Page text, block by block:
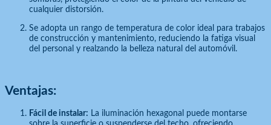
cualquier distorsión.
Se adopta un rango de temperatura de color ideal para trabajos
de construcción y mantenimiento, reduciendo la fatiga visual
del personal y realzando la belleza natural del automóvil.
Ventajas:
Fácil de instalar: La iluminación hexagonal puede montarse